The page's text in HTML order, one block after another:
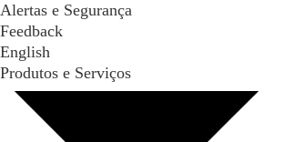
Alertas e Segurança
Feedback
English
Produtos e Serviços